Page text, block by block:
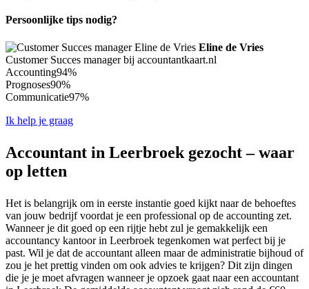
Persoonlijke tips nodig?
Eline de Vries
Customer Succes manager bij accountantkaart.nl
Accounting94%
Prognoses90%
Communicatie97%
Ik help je graag
Accountant in Leerbroek gezocht – waar
op letten
Het is belangrijk om in eerste instantie goed kijkt naar de behoeftes
van jouw bedrijf voordat je een professional op de accounting zet.
Wanneer je dit goed op een rijtje hebt zul je gemakkelijk een
accountancy kantoor in Leerbroek tegenkomen wat perfect bij je
past. Wil je dat de accountant alleen maar de administratie bijhoud of
zou je het prettig vinden om ook advies te krijgen? Dit zijn dingen
die je je moet afvragen wanneer je opzoek gaat naar een accountant